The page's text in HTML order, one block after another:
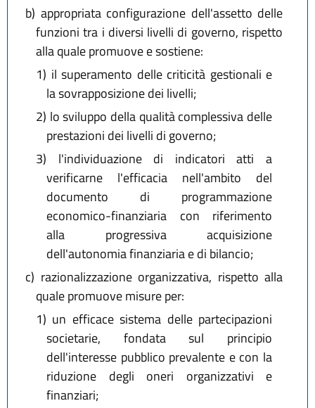
b) appropriata configurazione dell'assetto delle
funzioni tra i diversi livelli di governo, rispetto
alla quale promuove e sostiene:
1) il superamento delle criticità gestionali e
la sovrapposizione dei livelli;
2) lo sviluppo della qualità complessiva delle
prestazioni dei livelli di governo;
3) l'individuazione di indicatori atti a
verificarne l'efficacia nell'ambito del
documento di programmazione
economico-finanziaria con riferimento
alla progressiva acquisizione
dell'autonomia finanziaria e di bilancio;
c) razionalizzazione organizzativa, rispetto alla
quale promuove misure per:
1) un efficace sistema delle partecipazioni
societarie, fondata sul principio
dell'interesse pubblico prevalente e con la
riduzione degli oneri organizzativi e
finanziari;